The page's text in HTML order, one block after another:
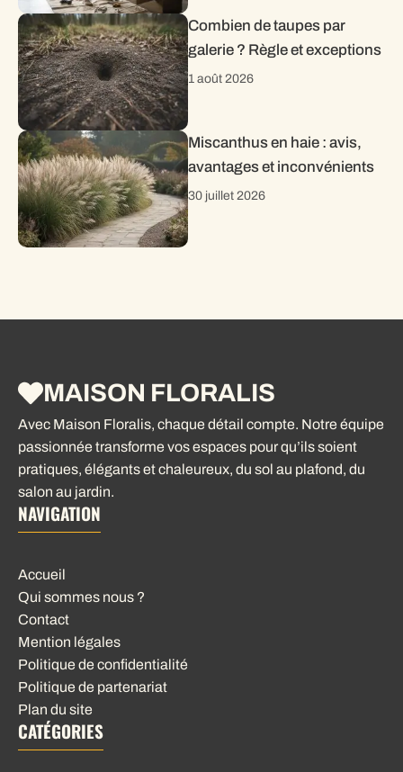
Combien de taupes par
galerie ? Règle et exceptions
1 août 2026
Miscanthus en haie : avis,
avantages et inconvénients
30 juillet 2026
MAISON FLORALIS
Avec Maison Floralis, chaque détail compte. Notre équipe
passionnée transforme vos espaces pour qu’ils soient
pratiques, élégants et chaleureux, du sol au plafond, du
salon au jardin.
NAVIGATION
Accueil
Qui sommes nous ?
Contact
Mention légales
Politique de confidentialité
Politique de partenariat
Plan du site
CATÉGORIES